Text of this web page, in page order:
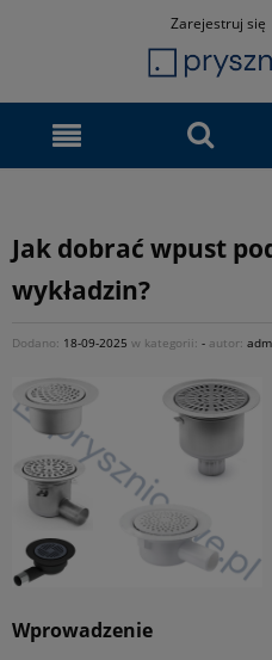
Zarejestruj się
Jak dobrać wpust
wykładzin?
Dodano: 18-09-2025 w kategorii: - autor:
Wprowadzenie